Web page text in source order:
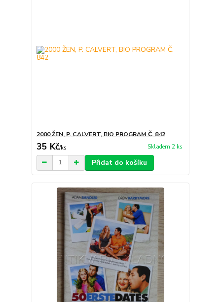
2000 ŽEN, P. CALVERT, BIO PROGRAM Č. 842
35 Kč/ks Skladem 2 ks
Přidat do košíku